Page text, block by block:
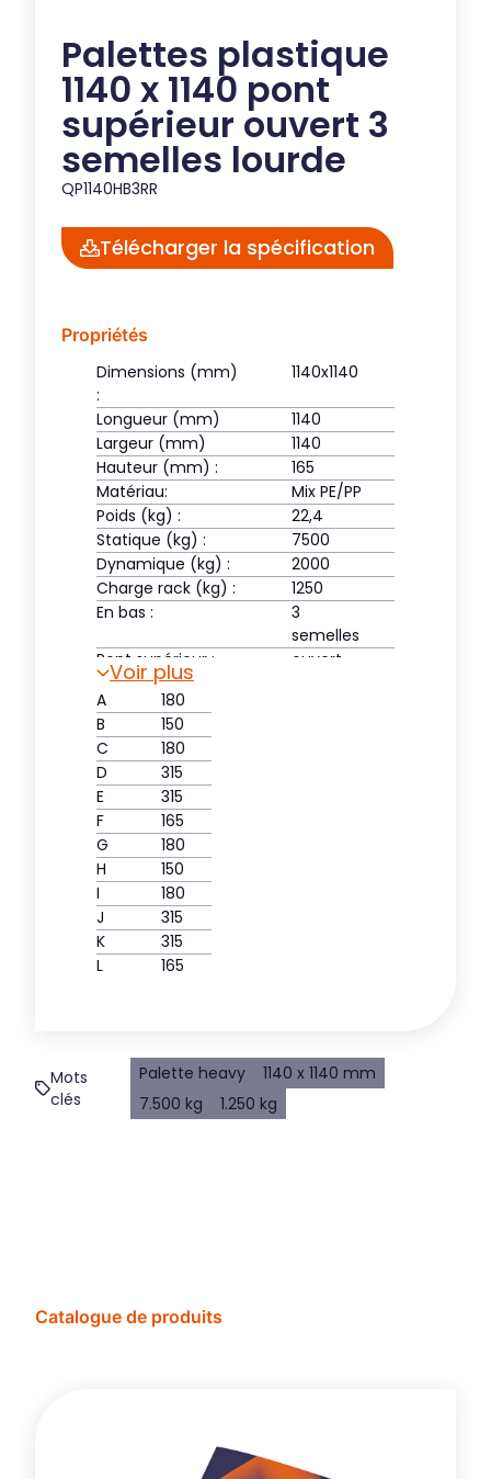
Palettes plastique
1140 x 1140 pont
supérieur ouvert 3
semelles lourde
QP1140HB3RR
Télécharger la spécification
Propriétés
Dimensions (mm)
:
1140x1140
Longueur (mm)
1140
Largeur (mm)
1140
Hauteur (mm) :
165
Matériau:
Mix PE/PP
Poids (kg) :
22,4
Statique (kg) :
7500
Dynamique (kg) :
2000
Charge rack (kg) :
1250
En bas :
3
semelles
Pont supérieur :
ouvert
Voir plus
A
180
B
150
C
180
D
315
E
315
F
165
G
180
H
150
I
180
J
315
K
315
L
165
Mots
clés
Palette heavy
1140 x 1140 mm
7.500 kg
1.250 kg
Catalogue de produits